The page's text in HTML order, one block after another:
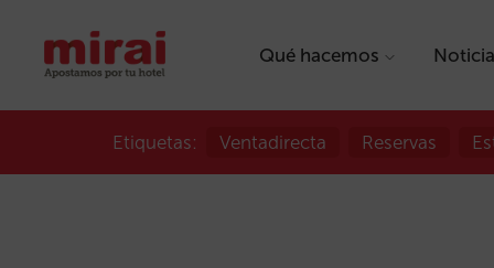
Qué hacemos
Etiquetas: Ventadirecta Reservas